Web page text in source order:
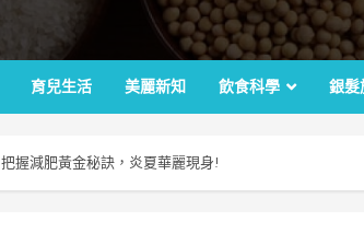
育兒生活 美麗新知 飲食科學 銀髮
把握減肥黃金秘訣，炎夏華麗現身!